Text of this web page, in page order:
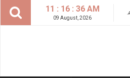
11 : 16 : 38 AM
09 August, 2026